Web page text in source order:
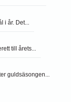
i år. Det...
till årets...
guldsäsongen...